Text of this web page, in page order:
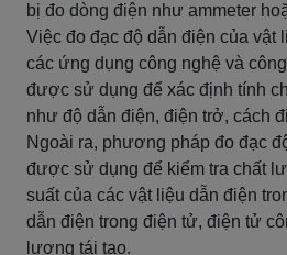
bị đo dòng điện như ammeter
Việc đo đạc độ dẫn điện của vật
các ứng dụng công nghệ và
được sử dụng để xác định tính
như độ dẫn điện, điện trở, cách
Ngoài ra, phương pháp đo đạc
được sử dụng để kiểm tra chất
suất của các vật liệu dẫn điện
dẫn điện trong điện tử, điện tử
lượng tái tạo.